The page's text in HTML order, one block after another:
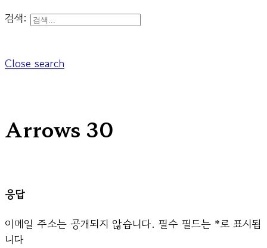
검색:
Close search
Arrows 30
응답
이메일 주소는 공개되지 않습니다. 필수 필드는 *로 표시됩
니다